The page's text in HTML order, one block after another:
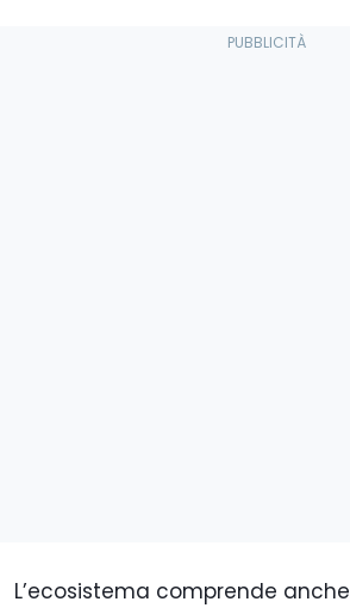
L’ecosistema comprende anche